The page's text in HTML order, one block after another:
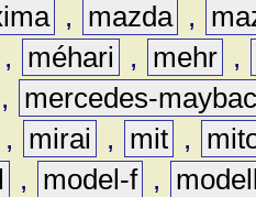
, mazda ,
, méhari , mehr ,
,
mercedes-
, mirai , mit ,
, model-f ,